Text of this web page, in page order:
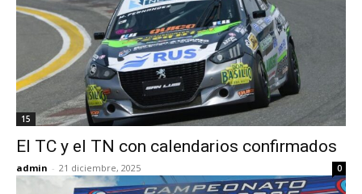
15
El TC y el TN con calendarios confirmados
admin - 21 diciembre, 2025 0